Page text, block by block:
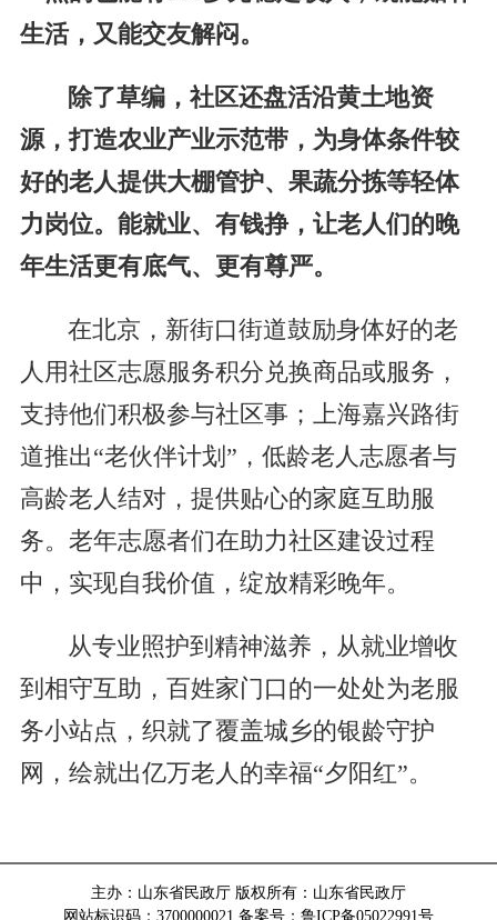
生活，又能交友解闷。
除了草编，社区还盘活沿黄土地资
源，打造农业产业示范带，为身体条件较
好的老人提供大棚管护、果蔬分拣等轻体
力岗位。能就业、有钱挣，让老人们的晚
年生活更有底气、更有尊严。
在北京，新街口街道鼓励身体好的老
人用社区志愿服务积分兑换商品或服务，
支持他们积极参与社区事；上海嘉兴路街
道推出“老伙伴计划”，低龄老人志愿者与
高龄老人结对，提供贴心的家庭互助服
务。老年志愿者们在助力社区建设过程
中，实现自我价值，绽放精彩晚年。
从专业照护到精神滋养，从就业增收
到相守互助，百姓家门口的一处处为老服
务小站点，织就了覆盖城乡的银龄守护
网，绘就出亿万老人的幸福“夕阳红”。
主办：山东省民政厅 版权所有：山东省民政厅
网站标识码：3700000021 备案号：鲁ICP备05022991号